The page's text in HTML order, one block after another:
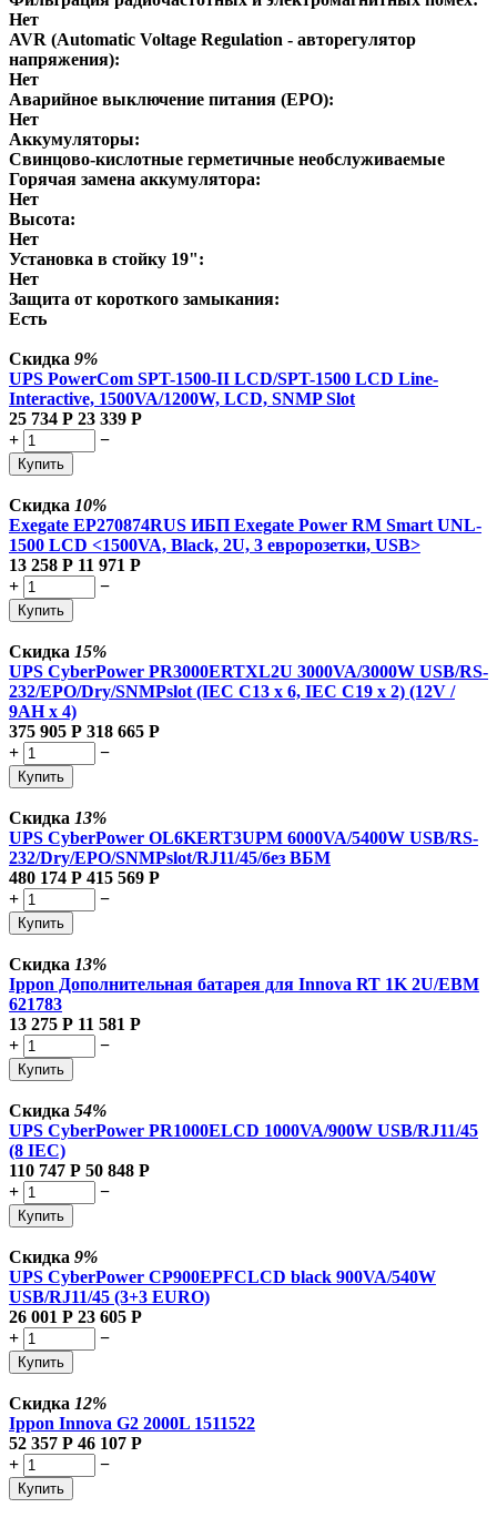
Нет
AVR (Automatic Voltage Regulation - авторегулятор
напряжения):
Нет
Аварийное выключение питания (EPO):
Нет
Аккумуляторы:
Свинцово-кислотные герметичные необслуживаемые
Горячая замена аккумулятора:
Нет
Высота:
Нет
Установка в стойку 19":
Нет
Защита от короткого замыкания:
Есть
Скидка 9%
UPS PowerCom SPT-1500-II LCD/SPT-1500 LCD Line-
Interactive, 1500VA/1200W, LCD, SNMP Slot
25 734 Р 23 339 Р
+
−
Купить
Скидка 10%
Exegate EP270874RUS ИБП Exegate Power RM Smart UNL-
1500 LCD <1500VA, Black, 2U, 3 евророзетки, USB>
13 258 Р 11 971 Р
+
−
Купить
Скидка 15%
UPS CyberPower PR3000ERTXL2U 3000VA/3000W USB/RS-
232/EPO/Dry/SNMPslot (IEC C13 x 6, IEC C19 x 2) (12V /
9AH х 4)
375 905 Р 318 665 Р
+
−
Купить
Скидка 13%
UPS CyberPower OL6KERT3UPM 6000VA/5400W USB/RS-
232/Dry/EPO/SNMPslot/RJ11/45/без ВБМ
480 174 Р 415 569 Р
+
−
Купить
Скидка 13%
Ippon Дополнительная батарея для Innova RT 1K 2U/EBM
621783
13 275 Р 11 581 Р
+
−
Купить
Скидка 54%
UPS CyberPower PR1000ELCD 1000VA/900W USB/RJ11/45
(8 IEC)
110 747 Р 50 848 Р
+
−
Купить
Скидка 9%
UPS CyberPower CP900EPFCLCD black 900VA/540W
USB/RJ11/45 (3+3 EURO)
26 001 Р 23 605 Р
+
−
Купить
Скидка 12%
Ippon Innova G2 2000L 1511522
52 357 Р 46 107 Р
+
−
Купить